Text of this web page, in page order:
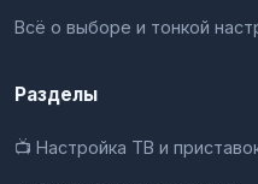
Всё о выборе и тонкой
Разделы
📺 Настройка ТВ и